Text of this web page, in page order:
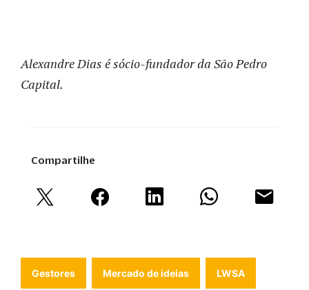
Alexandre Dias é sócio-fundador da São Pedro
Capital.
Compartilhe
Gestores Mercado de ideias LWSA